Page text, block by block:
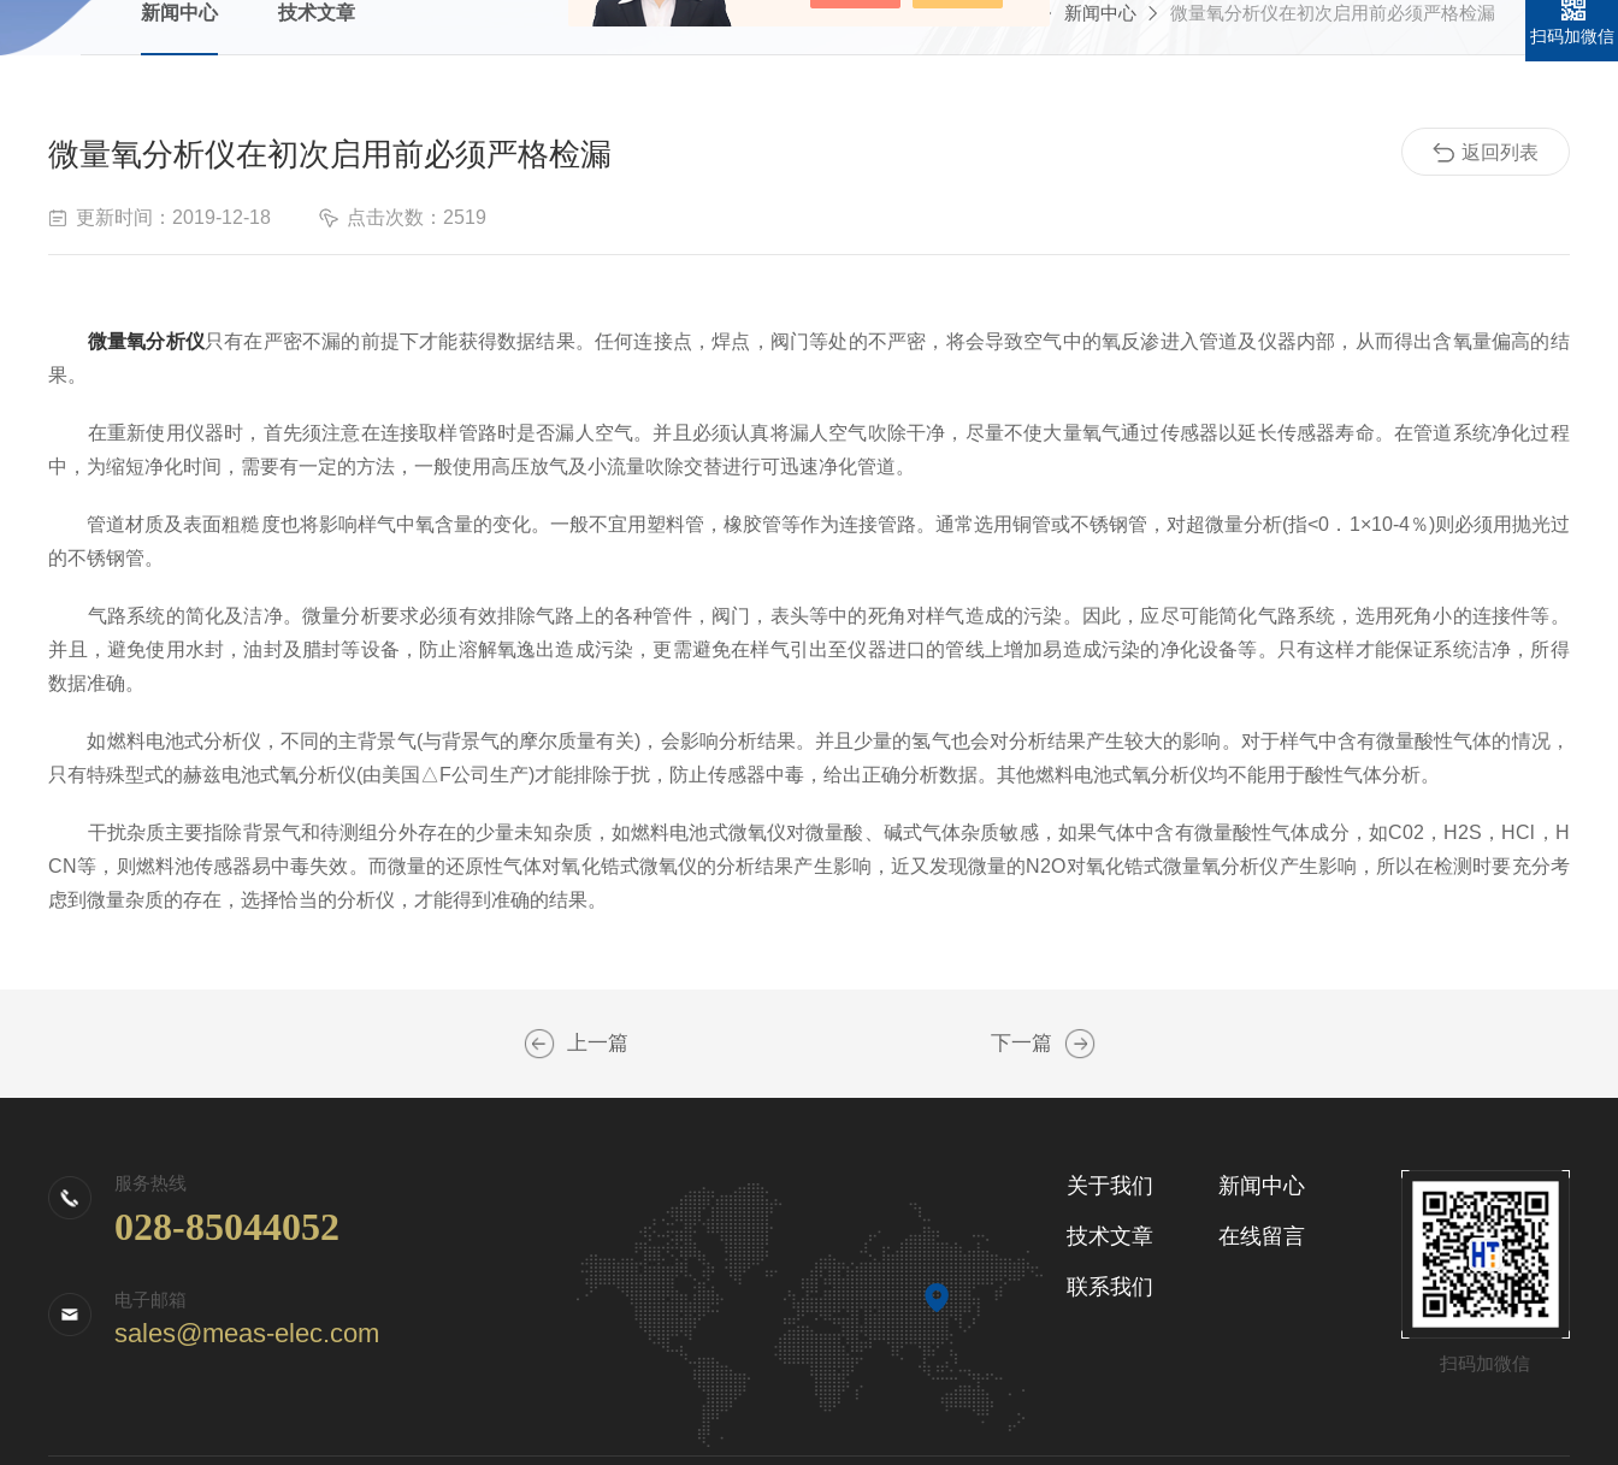
新闻中心 技术文章 当前位置：首页 新闻中心 微量氧分析仪在初次启用前必须严格检漏
微量氧分析仪在初次启用前必须严格检漏
更新时间：2019-12-18 点击次数：2519
微量氧分析仪 只有在严密不漏的前提下才能获得数据结果。任何连接点，焊点，阀门等处的不严密，将会导致空气中的氧反渗进入管道及仪器内部，从而得出含氧量偏高的结
果。
在重新使用仪器时，首先须注意在连接取样管路时是否漏人空气。并且必须认真将漏人空气吹除干净，尽量不使大量氧气通过传感器以延长传感器寿命。在管道系统净化过程
中，为缩短净化时间，需要有一定的方法，一般使用高压放气及小流量吹除交替进行可迅速净化管道。
管道材质及表面粗糙度也将影响样气中氧含量的变化。一般不宜用塑料管，橡胶管等作为连接管路。通常选用铜管或不锈钢管，对超微量分析(指<0．1×10-4％)则必须用抛光过
的不锈钢管。
气路系统的简化及洁净。微量分析要求必须有效排除气路上的各种管件，阀门，表头等中的死角对样气造成的污染。因此，应尽可能简化气路系统，选用死角小的连接件等。
并且，避免使用水封，油封及腊封等设备，防止溶解氧逸出造成污染，更需避免在样气引出至仪器进口的管线上增加易造成污染的净化设备等。只有这样才能保证系统洁净，所得
数据准确。
如燃料电池式分析仪，不同的主背景气(与背景气的摩尔质量有关)，会影响分析结果。并且少量的氢气也会对分析结果产生较大的影响。对于样气中含有微量酸性气体的情况，
只有特殊型式的赫兹电池式氧分析仪(由美国△F公司生产)才能排除于扰，防止传感器中毒，给出正确分析数据。其他燃料电池式氧分析仪均不能用于酸性气体分析。
干扰杂质主要指除背景气和待测组分外存在的少量未知杂质，如燃料电池式微氧仪对微量酸、碱式气体杂质敏感，如果气体中含有微量酸性气体成分，如C02，H2S，HCl，H
CN等，则燃料池传感器易中毒失效。而微量的还原性气体对氧化锆式微氧仪的分析结果产生影响，近又发现微量的N2O对氧化锆式微量氧分析仪产生影响，所以在检测时要充分考
虑到微量杂质的存在，选择恰当的分析仪，才能得到准确的结果。
返回列表
上一篇 下一篇
服务热线
028-85044052
电子邮箱
sales@meas-elec.com
扫码加微信
关于我们 新闻中心
技术文章 在线留言
联系我们
扫码加微信